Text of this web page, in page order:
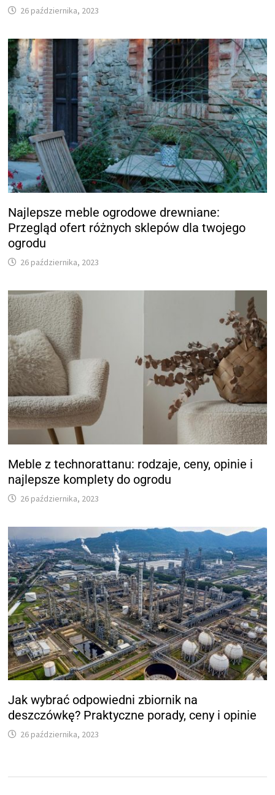
26 października, 2023
Najlepsze meble ogrodowe drewniane:
Przegląd ofert różnych sklepów dla twojego
ogrodu
26 października, 2023
Meble z technorattanu: rodzaje, ceny, opinie i
najlepsze komplety do ogrodu
26 października, 2023
Jak wybrać odpowiedni zbiornik na
deszczówkę? Praktyczne porady, ceny i opinie
26 października, 2023